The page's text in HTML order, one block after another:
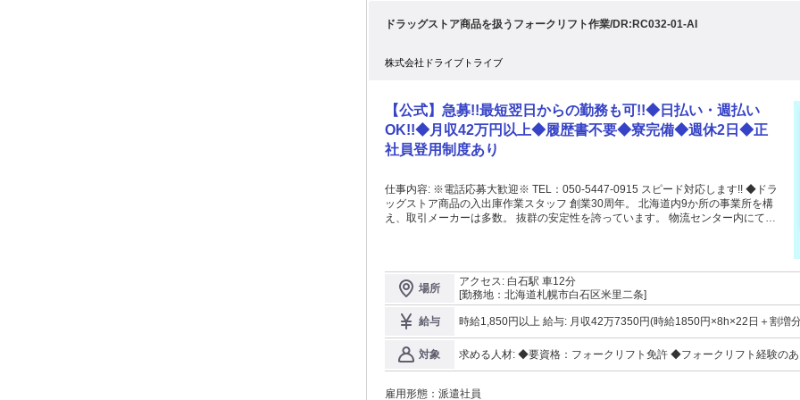
も可能！ パート⇒契約社員⇒倉庫限定正社員⇒正社員 直近3年間では延べ15名が
さい！ ＜少しでもピンときた方へ＞ 学校終わりに働きたい 夕方から勤務したい 倉
庫内の仕事が初めて不満 などなど 少しでも文章を読んで気になる点がある方は
い！
ドラッグストア商品を扱うフォークリフト作業/DR:RC032-01-AI
株式会社ドライブトライブ
【公式】急募!!最短翌日からの勤務も可!!◆日払い・週払い
OK!!◆月収42万円以上◆履歴書不要◆寮完備◆週休2日◆正
社員登用制度あり
仕事内容: ※電話応募大歓迎※ TEL：050-5447-0915 スピード対応します!! ◆ドラ
ッグストア商品の入出庫作業スタッフ 創業30周年。 北海道内9か所の事業所を構
え、取引メーカーは多数。 抜群の安定性を誇っています。 物流センター内にて入
場所
アクセス: 白石駅 車12分
[勤務地：北海道札幌市白石区米里二条]
給与 時給1,850円以上 給与: 月収42万7350円(時給1850円×8h×22日＋割増
対象
求める人材: ◆要資格：フォークリフト免許 ◆フォークリフト経験のある方(カウンター/リーチどちらか必須) ◆学
雇用形態： 派遣社員